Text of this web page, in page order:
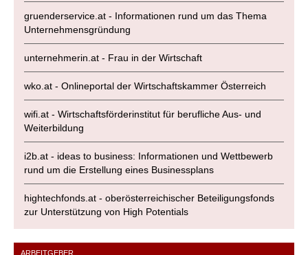
gruenderservice.at - Informationen rund um das Thema
Unternehmensgründung
unternehmerin.at - Frau in der Wirtschaft
wko.at - Onlineportal der Wirtschaftskammer Österreich
wifi.at - Wirtschaftsförderinstitut für berufliche Aus- und
Weiterbildung
i2b.at - ideas to business: Informationen und Wettbewerb
rund um die Erstellung eines Businessplans
hightechfonds.at - oberösterreichischer Beteiligungsfonds
zur Unterstützung von High Potentials
ARBEITGEBER